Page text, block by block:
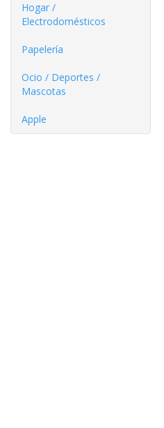
Hogar /
Electrodomésticos
Papelería
Ocio / Deportes /
Mascotas
Apple